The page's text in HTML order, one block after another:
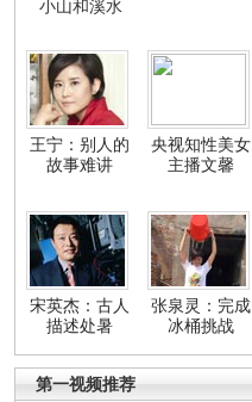
小山和溪水
王宁：别人的
故事难讲
央视知性美女
主播文馨
宋英杰：古人
描述处暑
张泉灵：完成
冰桶挑战
第一视频推荐